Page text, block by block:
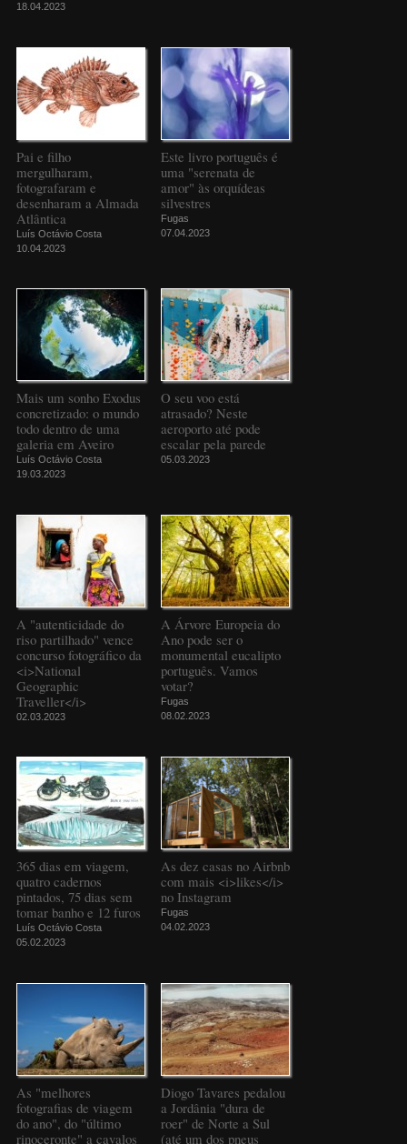
18.04.2023
Pai e filho
mergulharam,
fotografaram e
desenharam a Almada
Atlântica
Luís Octávio Costa
10.04.2023
Este livro português é
uma "serenata de
amor" às orquídeas
silvestres
Fugas
07.04.2023
Mais um sonho Exodus
concretizado: o mundo
todo dentro de uma
galeria em Aveiro
Luís Octávio Costa
19.03.2023
O seu voo está
atrasado? Neste
aeroporto até pode
escalar pela parede
05.03.2023
A "autenticidade do
riso partilhado" vence
concurso fotográfico da
<i>National
Geographic
Traveller</i>
02.03.2023
A Árvore Europeia do
Ano pode ser o
monumental eucalipto
português. Vamos
votar?
Fugas
08.02.2023
365 dias em viagem,
quatro cadernos
pintados, 75 dias sem
tomar banho e 12 furos
Luís Octávio Costa
05.02.2023
As dez casas no Airbnb
com mais <i>likes</i>
no Instagram
Fugas
04.02.2023
As "melhores
fotografias de viagem
do ano", do "último
rinoceronte" a cavalos
Diogo Tavares pedalou
a Jordânia "dura de
roer" de Norte a Sul
(até um dos pneus